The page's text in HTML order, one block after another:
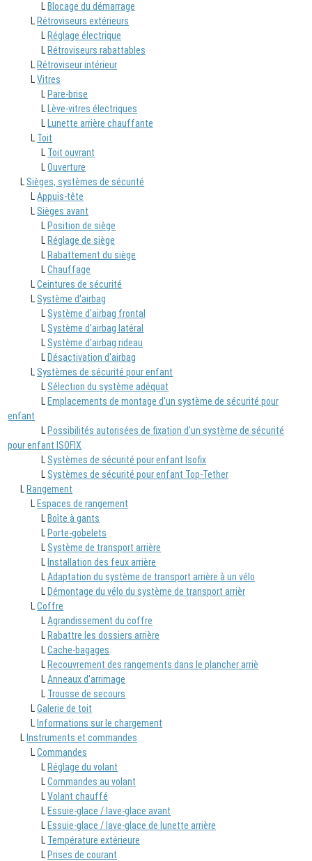
L Blocage du démarrage
L Rétroviseurs extérieurs
L Réglage électrique
L Rétroviseurs rabattables
L Rétroviseur intérieur
LVitres
L Pare-brise
L Lève-vitres électriques
L Lunette arrière chauffante
L Toit
L Toit ouvrant
LOuverture
LSièges, systèmes de sécurité
LAppuis-tête
LSièges avant
L Position de siège
L Réglage de siège
L Rabattement du siège
LChauffage
LCeintures de sécurité
LSystème d'airbag
LSystème d'airbag frontal
LSystème d'airbag latéral
LSystème d'airbag rideau
L Désactivation d'airbag
LSystèmes de sécurité pour enfant
LSélection du système adéquat
L Emplacements de montage d'un système de sécurité pour
enfant
L Possibilités autorisées de fixation d'un système de sécurité
pour enfant ISOFIX
LSystèmes de sécurité pour enfant Isofix
LSystèmes de sécurité pour enfant Top-Tether
L Rangement
L Espaces de rangement
L Boîte à gants
L Porte-gobelets
LSystème de transport arrière
L Installation des feux arrière
LAdaptation du système de transport arrière à un vélo
L Démontage du vélo du système de transport arrièr
LCoffre
LAgrandissement du coffre
L Rabattre les dossiers arrière
LCache-bagages
L Recouvrement des rangements dans le plancher arriè
LAnneaux d'arrimage
L Trousse de secours
LGalerie de toit
L Informations sur le chargement
L Instruments et commandes
LCommandes
L Réglage du volant
LCommandes au volant
LVolant chauffé
L Essuie-glace / lave-glace avant
L Essuie-glace / lave-glace de lunette arrière
L Température extérieure
L Prises de courant